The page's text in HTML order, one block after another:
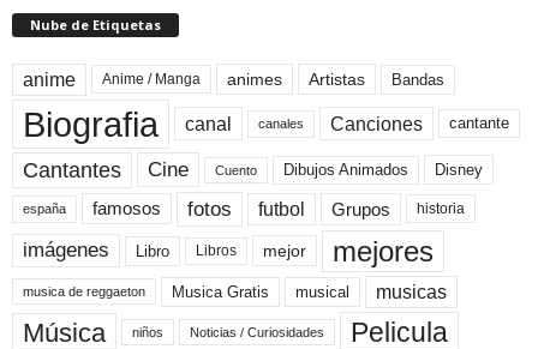
Nube de Etiquetas
anime Anime / Manga animes Artistas Bandas
Biografia canal canales Canciones cantante
Cantantes Cine Cuento Dibujos Animados Disney
españa famosos fotos futbol Grupos historia
imágenes Libro Libros mejor mejores
musica de reggaeton Musica Gratis musical musicas
Música niños Noticias / Curiosidades Pelicula